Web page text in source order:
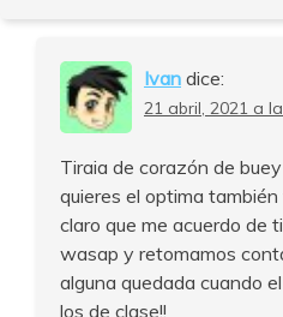
Ivan dice:
21 abril, 2021 a
Tiraia de corazón de
quieres el optima
claro que me acuerdo de
wasap y retomamos
alguna quedada cuando
los de clase!!